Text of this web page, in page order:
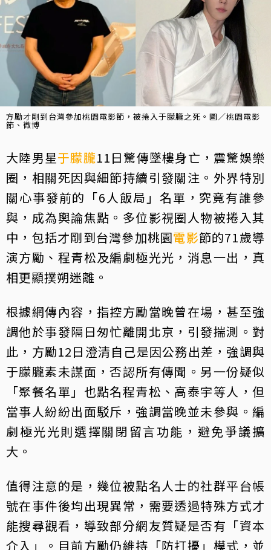
方勵才剛到台灣參加桃園電影節，被捲入于朦朧之死。圖／桃園電影
節、微博
大陸男星于朦朧11日驚傳墜樓身亡，震驚娛樂
圈，相關死因與細節持續引發關注。外界特別
關心事發前的「6人飯局」名單，究竟有誰參
與，成為輿論焦點。多位影視圈人物被捲入其
中，包括才剛到台灣參加桃園電影節的71歲導
演方勵、程青松及編劇極光光，消息一出，真
相更顯撲朔迷離。
根據網傳內容，指控方勵當晚曾在場，甚至強
調他於事發隔日匆忙離開北京，引發揣測。對
此，方勵12日澄清自己是因公務出差，強調與
于朦朧素未謀面，否認所有傳聞。另一份疑似
「聚餐名單」也點名程青松、高泰宇等人，但
當事人紛紛出面駁斥，強調當晚並未參與。編
劇極光光則選擇關閉留言功能，避免爭議擴
大。
值得注意的是，幾位被點名人士的社群平台帳
號在事件後均出現異常，需要透過特殊方式才
能搜尋觀看，導致部分網友質疑是否有「資本
介入」。目前方勵仍維持「防打擾」模式，並